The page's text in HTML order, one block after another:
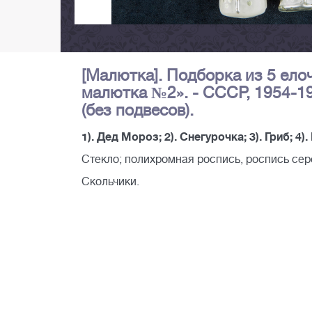
[Малютка]. Подборка из 5
малютка №2». - СССР, 1954-
(без подвесов).
1). Дед Мороз; 2). Снегурочка; 3). Гриб;
Стекло; полихромная роспись, роспись
Скольчики.